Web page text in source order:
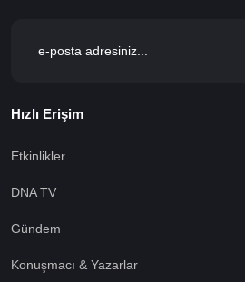
Hızlı Erişim
Etkinlikler
DNA TV
Gündem
Konuşmacı & Yazarlar